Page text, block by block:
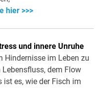
hier >>>
und innere Unruhe
Hindernisse im Leben zu
dem Flow
ist es, wie der Fisch im